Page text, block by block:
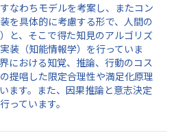
なわちモデルを考案し、またコン
を具体的に考慮する形で、人間の
と、そこで得た知見のアルゴリズ
装（知能情報学）を行っていま
における知覚、推論、行動のコス
提唱した限定合理性や満足化原理
ます。また、因果推論と意志決定
っています。